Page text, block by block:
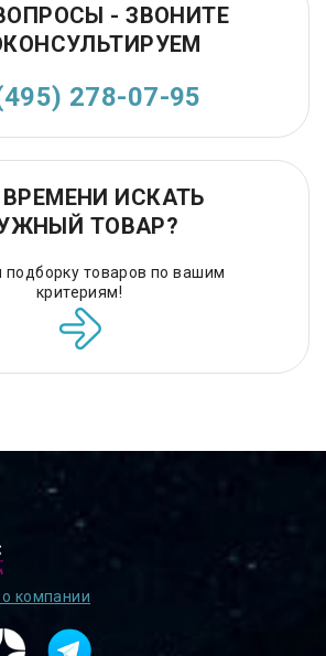
- ЗВОНИТЕ
278-07-95
ВРЕМЕНИ ИСКАТЬ
ТОВАР?
товаров по вашим
критериям!
компании